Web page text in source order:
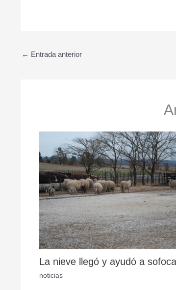
← Entrada anterior
La nieve llegó y ayudó a
noticias